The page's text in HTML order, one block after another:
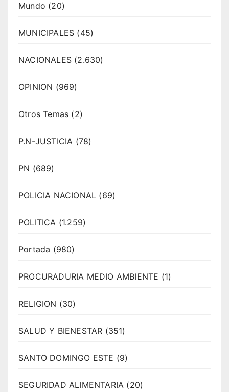
Mundo (20)
MUNICIPALES (45)
NACIONALES (2.630)
OPINION (969)
Otros Temas (2)
P.N-JUSTICIA (78)
PN (689)
POLICIA NACIONAL (69)
POLITICA (1.259)
Portada (980)
PROCURADURIA MEDIO AMBIENTE (1)
RELIGION (30)
SALUD Y BIENESTAR (351)
SANTO DOMINGO ESTE (9)
SEGURIDAD ALIMENTARIA (20)